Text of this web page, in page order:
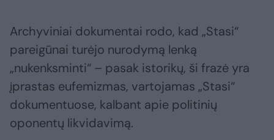
Archyviniai dokumentai rodo, kad „Stasi“
pareigūnai turėjo nurodymą lenką
„nukenksminti“ – pasak istorikų, ši frazė yra
įprastas eufemizmas, vartojamas „Stasi“
dokumentuose, kalbant apie politinių
oponentų likvidavimą.